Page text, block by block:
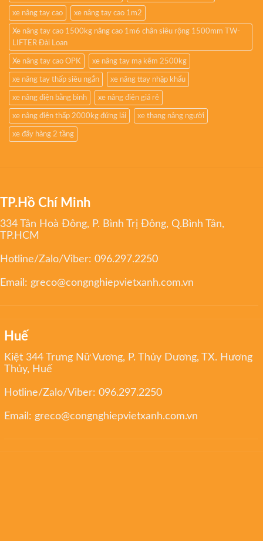
xe nâng tay cao xe nâng tay cao 1m2
Xe nâng tay cao 1500kg nâng cao 1m6 chân siêu rộng 1500mm TW-
LIFTER Đài Loan
Xe nâng tay cao OPK xe nâng tay mạ kẽm 2500kg
xe nâng tay thấp siêu ngắn xe nâng ttay nhập khẩu
xe nâng điện bằng bình xe nâng điện giá rẻ
xe nâng điện thấp 2000kg đứng lái xe thang nâng người
xe đẩy hàng 2 tầng
TP.Hồ Chí Minh
334 Tân Hoà Đông, P. Bình Trị Đông, Q.Bình Tân,
TP.HCM
Hotline/Zalo/Viber: 096.297.2250
Email: greco@congnghiepvietxanh.com.vn
Huế
Kiệt 344 Trưng Nữ Vương, P. Thủy Dương, TX. Hương
Thủy, Huế
Hotline/Zalo/Viber:096.297.2250
Email: greco@congnghiepvietxanh.com.vn